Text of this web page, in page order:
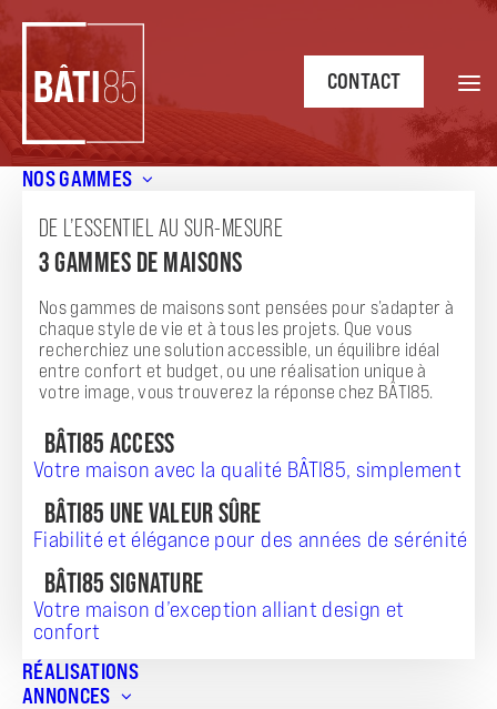
NOS GAMMES
DE L’ESSENTIEL AU SUR-MESURE
3 GAMMES DE MAISONS
Nos gammes de maisons sont pensées pour s’adapter à
chaque style de vie et à tous les projets. Que vous
recherchiez une solution accessible, un équilibre idéal
entre confort et budget, ou une réalisation unique à
votre image, vous trouverez la réponse chez BÂTI85.
BÂTI85 ACCESS
Votre maison avec la qualité BÂTI85, simplement
BÂTI85 UNE VALEUR SÛRE
Fiabilité et élégance pour des années de sérénité
BÂTI85 SIGNATURE
Votre maison d’exception alliant design et
confort
RÉALISATIONS
ANNONCES
CONTACT
à Saint-Vincent-sur-Jard (85520) – Votre projet clé en
main
MAISON DE PLEIN PIED EVASION DE 45M² À
SAINT-VINCENT-SUR-JARD (85520) – VOTRE
PROJET CLÉ EN MAIN
TERRAIN + MAISON